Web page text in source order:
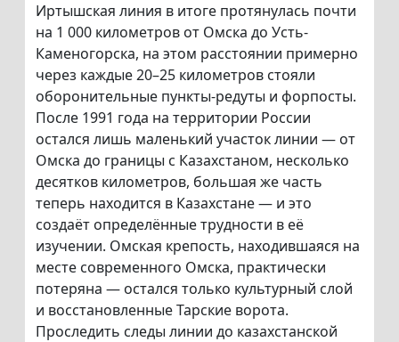
Иртышская линия в итоге протянулась почти
на 1 000 километров от Омска до Усть-
Каменогорска, на этом расстоянии примерно
через каждые 20–25 километров стояли
оборонительные пункты-редуты и форпосты.
После 1991 года на территории России
остался лишь маленький участок линии — от
Омска до границы с Казахстаном, несколько
десятков километров, большая же часть
теперь находится в Казахстане — и это
создаёт определённые трудности в её
изучении. Омская крепость, находившаяся на
месте современного Омска, практически
потеряна — остался только культурный слой
и восстановленные Тарские ворота.
Проследить следы линии до казахстанской